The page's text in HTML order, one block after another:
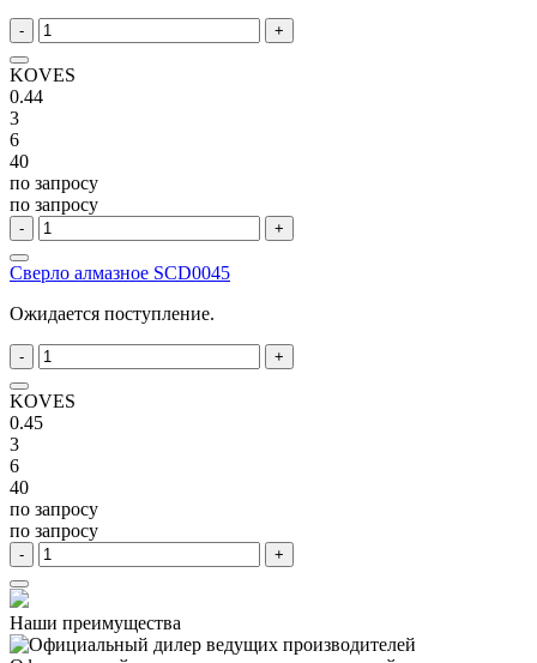
- +
KOVES
0.44
3
6
40
по запросу
по запросу
- +
Сверло алмазное SCD0045
Ожидается поступление.
- +
KOVES
0.45
3
6
40
по запросу
по запросу
- +
Наши преимущества